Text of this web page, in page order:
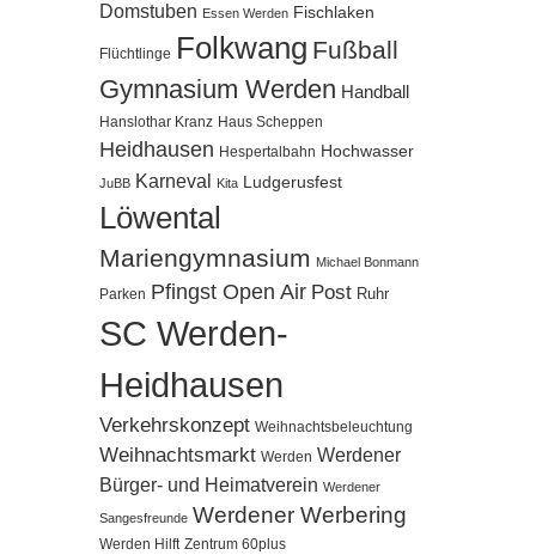
Domstuben Essen Werden Fischlaken
Flüchtlinge Folkwang Fußball
Gymnasium Werden Handball
Hanslothar Kranz Haus Scheppen
Heidhausen Hespertalbahn Hochwasser
JuBB Karneval Kita Ludgerusfest
Löwental
Mariengymnasium Michael Bonmann
Parken Pfingst Open Air Post Ruhr
SC Werden-
Heidhausen
Verkehrskonzept Weihnachtsbeleuchtung
Weihnachtsmarkt Werden Werdener
Bürger- und Heimatverein Werdener
Sangesfreunde Werdener Werbering
Werden Hilft Zentrum 60plus